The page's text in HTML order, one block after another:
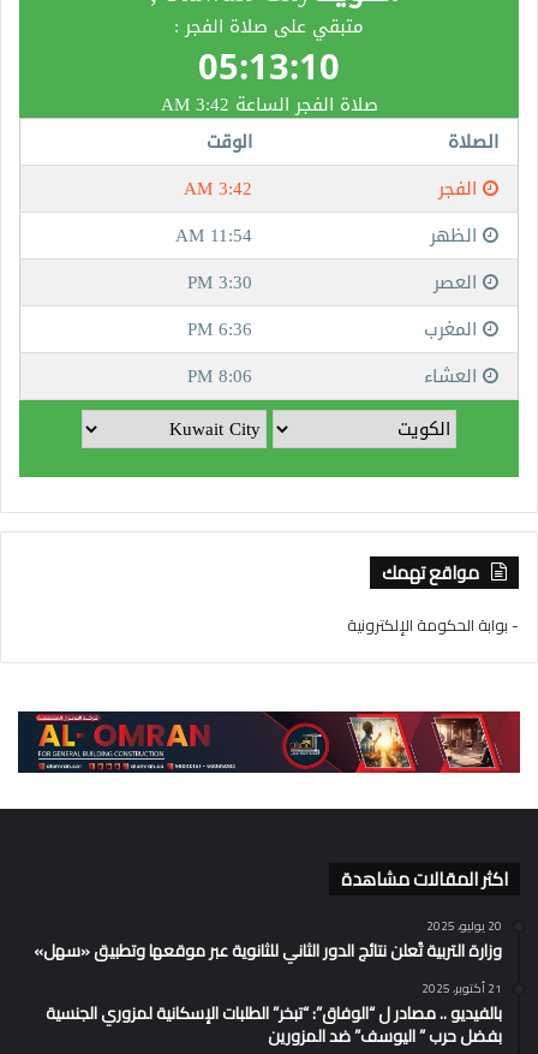
مواقع تهمك
- بوابة الحكومة الإلكترونية
اكثر المقالات مشاهدة
20 يوليو، 2025
وزارة التربية تُعلن نتائج الدور الثاني للثانوية عبر موقعها وتطبيق «سهل»
21 أكتوبر، 2025
بالفيديو .. مصادر ل “الوفاق”: “تبخر” الطلبات الإسكانية لمزوري الجنسية
بفضل حرب ” اليوسف” ضد المزورين